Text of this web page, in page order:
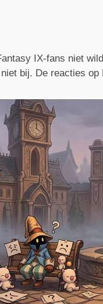
IX-fans niet
bij. De reacties